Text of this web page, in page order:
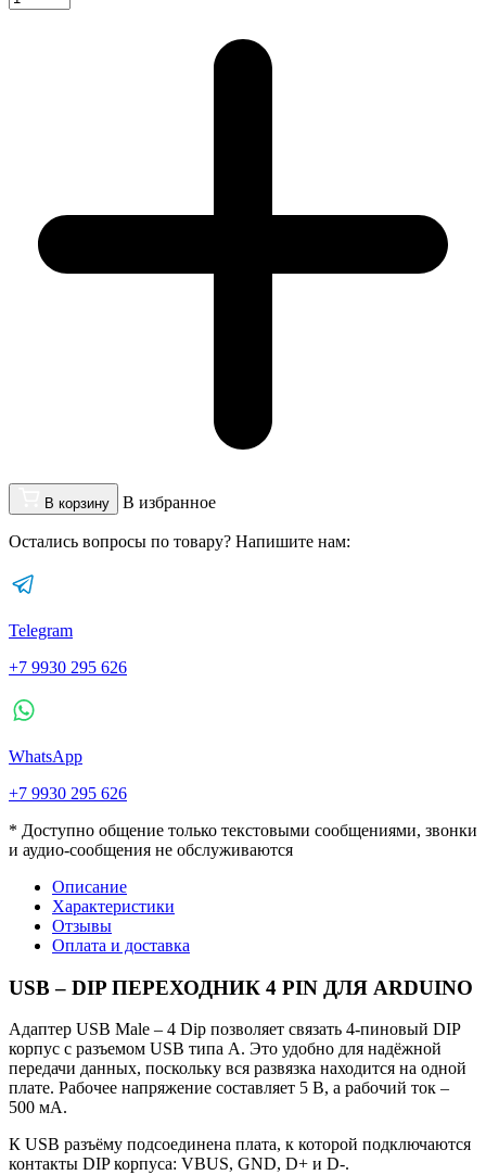
В корзину В избранное
Остались вопросы по товару? Напишите нам:
Telegram
+7 9930 295 626
WhatsApp
+7 9930 295 626
* Доступно общение только текстовыми сообщениями, звонки
и аудио-сообщения не обслуживаются
Описание
Характеристики
Отзывы
Оплата и доставка
USB – DIP ПЕРЕХОДНИК 4 PIN ДЛЯ ARDUINO
Адаптер USB Male – 4 Dip позволяет связать 4-пиновый DIP
корпус с разъемом USB типа А. Это удобно для надёжной
передачи данных, поскольку вся развязка находится на одной
плате. Рабочее напряжение составляет 5 В, а рабочий ток –
500 мА.
К USB разъёму подсоединена плата, к которой подключаются
контакты DIP корпуса: VBUS, GND, D+ и D-.